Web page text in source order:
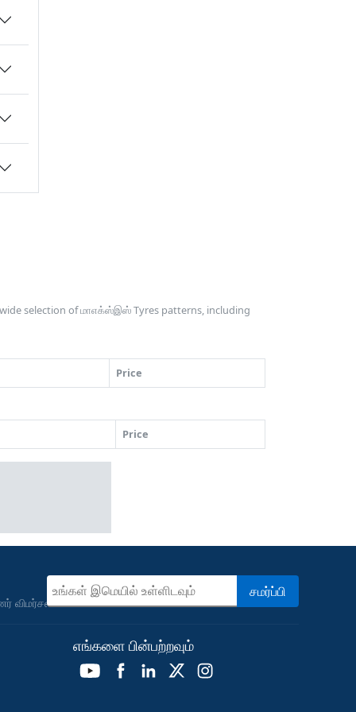
selection of மாஎக்ஸ்இஸ் Tyres patterns, including
Price
Price
விமர்சனங்களை பெறுங்கள்
சமர்ப்பி
எங்களை பின்பற்றவும்